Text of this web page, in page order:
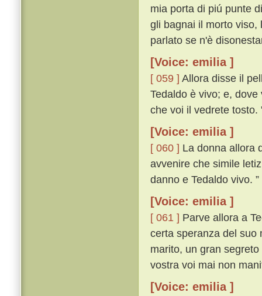
mia porta di piú punte
gli bagnai il morto viso,
parlato se n'è
[Voice: emilia ]
[ 059 ] Allora disse il
Tedaldo è vivo; e,
che voi il vedrete tosto.
[Voice: emilia ]
[ 060 ] La donna allora
avvenire che simile
danno e Tedaldo vivo. ”
[Voice: emilia ]
[ 061 ] Parve allora a
certa speranza del suo
marito, un gran
vostra voi mai non
[Voice: emilia ]